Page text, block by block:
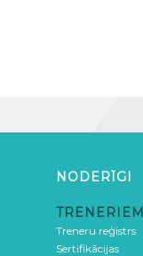
NODERĪGI
TRENERIEM
Treneru reģistrs
Sertifikācijas